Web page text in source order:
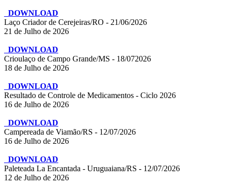
DOWNLOAD
Laço Criador de Cerejeiras/RO - 21/06/2026
21 de Julho de 2026
DOWNLOAD
Crioulaço de Campo Grande/MS - 18/072026
18 de Julho de 2026
DOWNLOAD
Resultado de Controle de Medicamentos - Ciclo 2026
16 de Julho de 2026
DOWNLOAD
Campereada de Viamão/RS - 12/07/2026
16 de Julho de 2026
DOWNLOAD
Paleteada La Encantada - Uruguaiana/RS - 12/07/2026
12 de Julho de 2026